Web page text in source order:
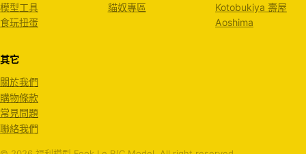
模型工具
食玩扭蛋
貓奴專區
Kotobukiya 壽屋
Aoshima
其它
關於我們
購物條款
常見問題
聯絡我們